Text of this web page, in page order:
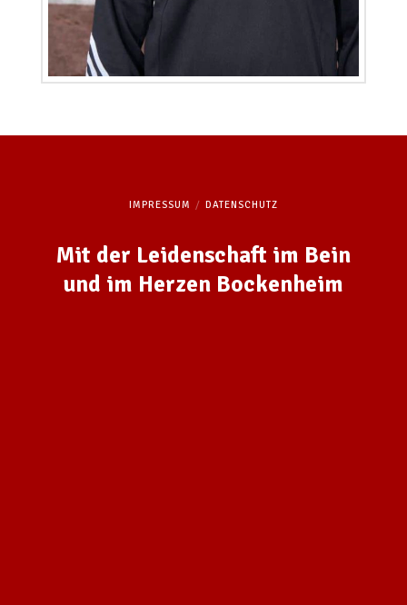
IMPRESSUM DATENSCHUTZ
Mit der Leidenschaft im Bein
und im Herzen Bockenheim